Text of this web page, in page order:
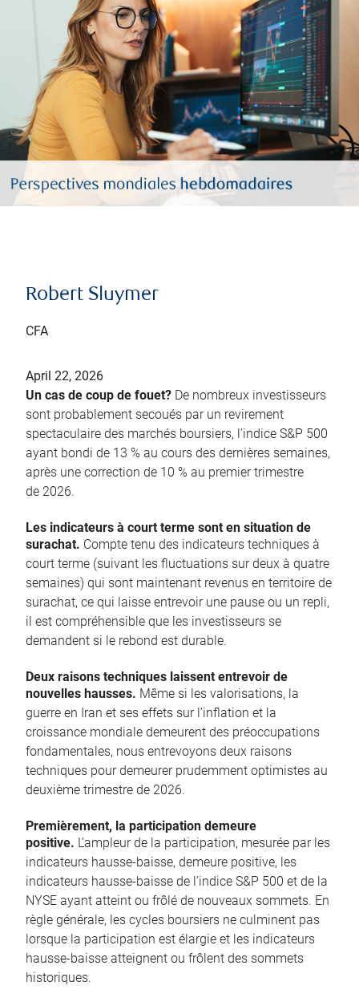
Robert Sluymer
CFA
April 22, 2026
Un cas de coup de fouet? De nombreux investisseurs
sont probablement secoués par un revirement
spectaculaire des marchés boursiers, l’indice S&P 500
ayant bondi de 13 % au cours des dernières semaines,
après une correction de 10 % au premier trimestre
de 2026.
Les indicateurs à court terme sont en situation de
surachat. Compte tenu des indicateurs techniques à
court terme (suivant les fluctuations sur deux à quatre
semaines) qui sont maintenant revenus en territoire de
surachat, ce qui laisse entrevoir une pause ou un repli,
il est compréhensible que les investisseurs se
demandent si le rebond est durable.
Deux raisons techniques laissent entrevoir de
nouvelles hausses. Même si les valorisations, la
guerre en Iran et ses effets sur l’inflation et la
croissance mondiale demeurent des préoccupations
fondamentales, nous entrevoyons deux raisons
techniques pour demeurer prudemment optimistes au
deuxième trimestre de 2026.
Premièrement, la participation demeure
positive. L’ampleur de la participation, mesurée par les
indicateurs hausse-baisse, demeure positive, les
indicateurs hausse-baisse de l’indice S&P 500 et de la
NYSE ayant atteint ou frôlé de nouveaux sommets. En
règle générale, les cycles boursiers ne culminent pas
lorsque la participation est élargie et les indicateurs
hausse-baisse atteignent ou frôlent des sommets
historiques.